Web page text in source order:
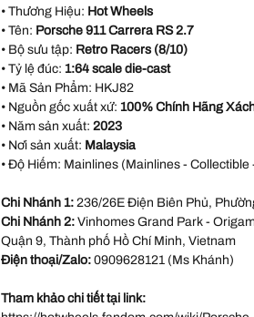
• Thương Hiệu: Hot Wheels
• Tên: Porsche 911 Carrera RS 2.7
• Bộ sưu tập: Retro Racers (8/10)
• Tỷ lệ đúc: 1:64 scale die-cast
• Mã Sản Phẩm: HKJ82
• Nguồn gốc xuất xứ: 100% Chính Hãng
• Năm sản xuất: 2023
• Nơi sản xuất: Malaysia
• Độ Hiếm: Mainlines (Mainlines - Collectible
Chi Nhánh 1: 236/26E Điện Biên Phủ,
Chi Nhánh 2: Vinhomes Grand Park -
Quận 9, Thành phố Hồ Chí Minh, Vietnam
Điện thoại/Zalo: 0909628121 (Ms Khánh)
Tham khảo chi tiết tại link: